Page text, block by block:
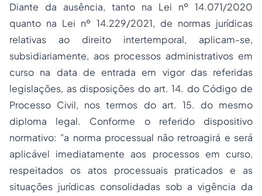
Diante da ausência, tanto na Lei nº 14.071/2020
quanto na Lei nº 14.229/2021, de normas jurídicas
relativas ao direito intertemporal, aplicam-se,
subsidiariamente, aos processos administrativos em
curso na data de entrada em vigor das referidas
legislações, as disposições do art. 14. do Código de
Processo Civil, nos termos do art. 15. do mesmo
diploma legal. Conforme o referido dispositivo
normativo: "a norma processual não retroagirá e será
aplicável imediatamente aos processos em curso,
respeitados os atos processuais praticados e as
situações jurídicas consolidadas sob a vigência da